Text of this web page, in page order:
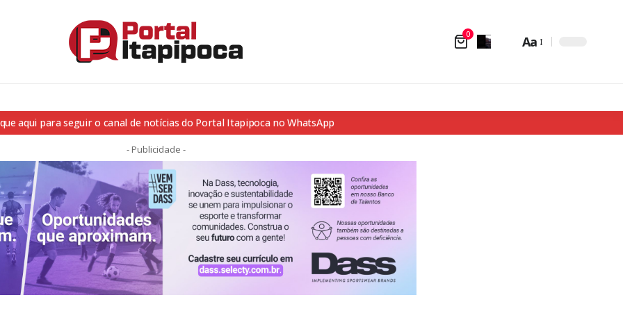
0 Aa
aqui para seguir o canal de notícias do Portal Itapipoca no WhatsApp
- Publicidade -